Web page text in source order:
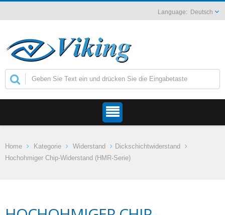
Deutsch
Home Kategorie Widerstand
Dickschichtwiderstand
Hochohmiger Chip-Widerstand (HMR-Serie)